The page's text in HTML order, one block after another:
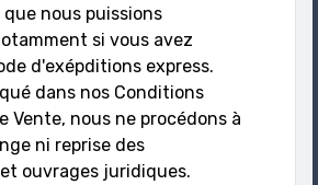
nous puissions
si vous avez
d'exépditions express.
dans nos Conditions
Vente, nous ne procédons à
ni reprise des
ouvrages juridiques.